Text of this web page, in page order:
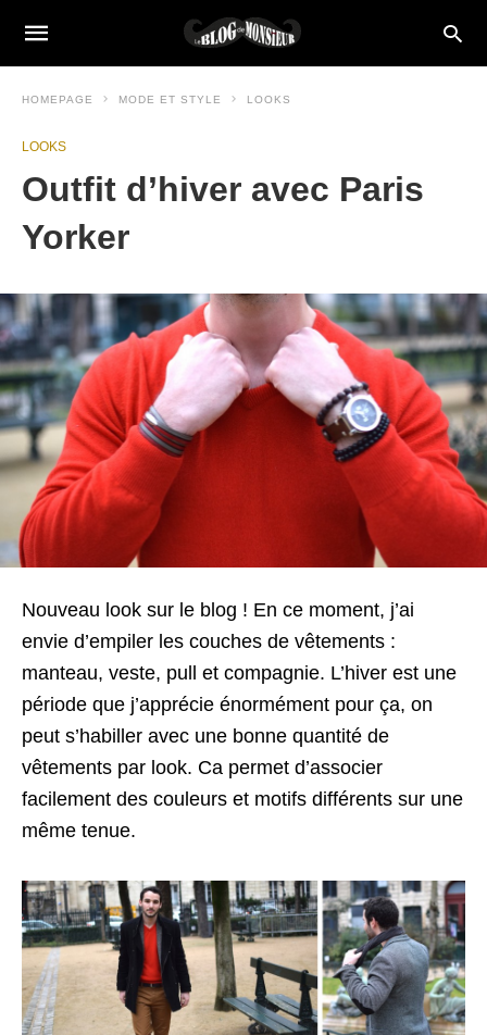
HOMEPAGE MODE ET STYLE LOOKS
LOOKS
Outfit d’hiver avec Paris
Yorker
Nouveau look sur le blog ! En ce moment, j’ai
envie d’empiler les couches de vêtements :
manteau, veste, pull et compagnie. L’hiver est une
période que j’apprécie énormément pour ça, on
peut s’habiller avec une bonne quantité de
vêtements par look. Ca permet d’associer
facilement des couleurs et motifs différents sur une
même tenue.